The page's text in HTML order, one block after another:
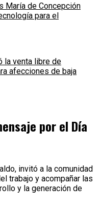
María de Concepción
para el
la venta libre de
afecciones de baja
por el Día
invitó a la comunidad
trabajo y acompañar las
y la generación de